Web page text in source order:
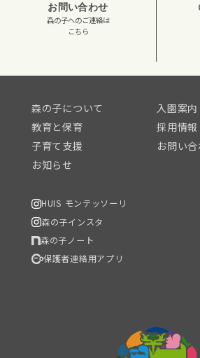
お問い合わせ
森の子へのご連絡は
こちら
森の子について
入園案内
教育と保育
採用情報
子育て支援
お問い
お知らせ
HUIS モンテッソーリ
森の子インスタ
森の子ノート
保護者連絡用アプリ